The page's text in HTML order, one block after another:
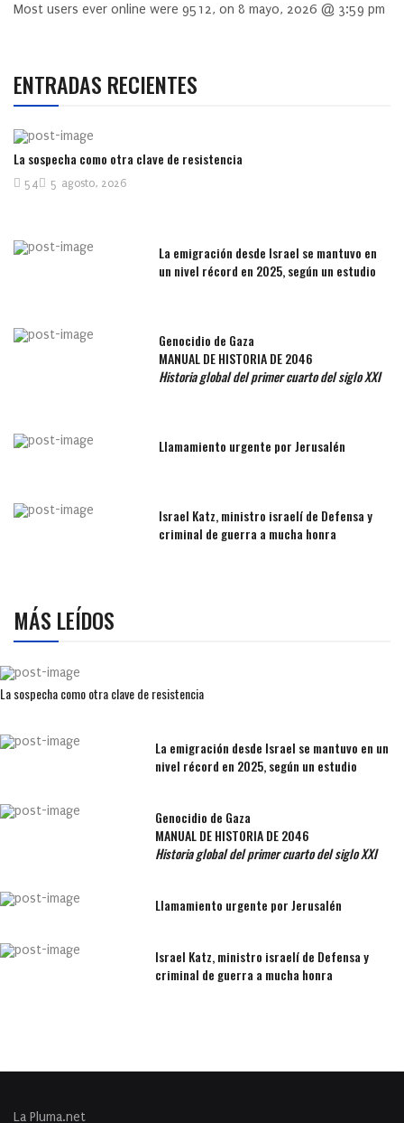
Most users ever online were 9512, on 8 mayo, 2026 @ 3:59 pm
ENTRADAS RECIENTES
La sospecha como otra clave de resistencia
5 agosto, 2026
54
La emigración desde Israel se mantuvo en
un nivel récord en 2025, según un estudio
Genocidio de Gaza
MANUAL DE HISTORIA DE 2046
Historia global del primer cuarto del siglo XXI
Llamamiento urgente por Jerusalén
Israel Katz, ministro israelí de Defensa y
criminal de guerra a mucha honra
MÁS LEÍDOS
La sospecha como otra clave de resistencia
La emigración desde Israel se mantuvo en un
nivel récord en 2025, según un estudio
Genocidio de Gaza
MANUAL DE HISTORIA DE 2046
Historia global del primer cuarto del siglo XXI
Llamamiento urgente por Jerusalén
Israel Katz, ministro israelí de Defensa y
criminal de guerra a mucha honra
La Pluma.net